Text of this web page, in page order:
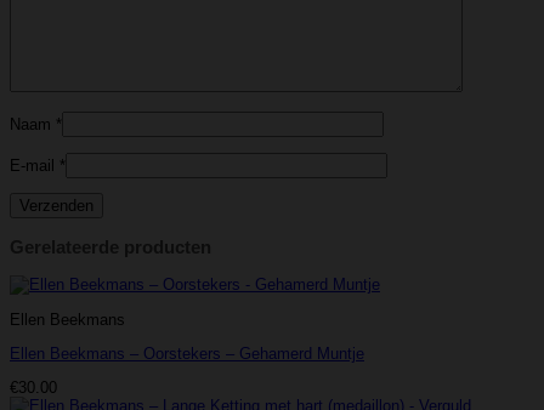
Naam *
E-mail *
Gerelateerde producten
Ellen Beekmans
Ellen Beekmans – Oorstekers – Gehamerd Muntje
€30.00